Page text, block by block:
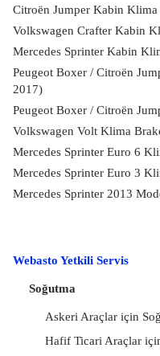
Citroën Jumper Kabin Klima
Volkswagen Crafter Kabin
Mercedes Sprinter Kabin
Peugeot Boxer / Citroën
2017)
Peugeot Boxer / Citroën
Volkswagen Volt Klima
Mercedes Sprinter Euro 6
Mercedes Sprinter Euro 3
Mercedes Sprinter 2013
Webasto Yetkili Servis
Soğutma
Askeri Araçlar için
Hafif Ticari Araçlar